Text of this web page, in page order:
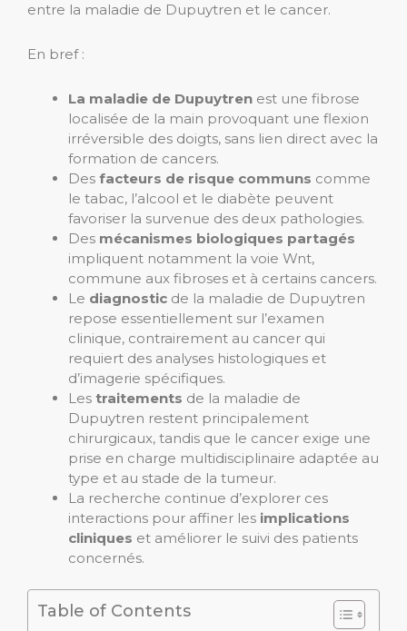
entre la maladie de Dupuytren et le cancer.
En bref :
La maladie de Dupuytren est une fibrose
localisée de la main provoquant une flexion
irréversible des doigts, sans lien direct avec la
formation de cancers.
Des facteurs de risque communs comme
le tabac, l’alcool et le diabète peuvent
favoriser la survenue des deux pathologies.
Des mécanismes biologiques partagés
impliquent notamment la voie Wnt,
commune aux fibroses et à certains cancers.
Le diagnostic de la maladie de Dupuytren
repose essentiellement sur l’examen
clinique, contrairement au cancer qui
requiert des analyses histologiques et
d’imagerie spécifiques.
Les traitements de la maladie de
Dupuytren restent principalement
chirurgicaux, tandis que le cancer exige une
prise en charge multidisciplinaire adaptée au
type et au stade de la tumeur.
La recherche continue d’explorer ces
interactions pour affiner les implications
cliniques et améliorer le suivi des patients
concernés.
Table of Contents